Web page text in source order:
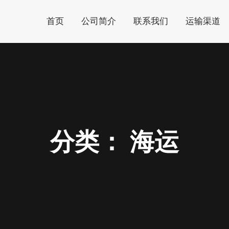
首页 公司简介 联系我们 运输渠道
分类： 海运